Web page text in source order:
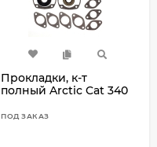
Прокладки, к-т
полный Arctic Cat 340
Lynx , Puma, Trail Cat
ПОД ЗАКАЗ